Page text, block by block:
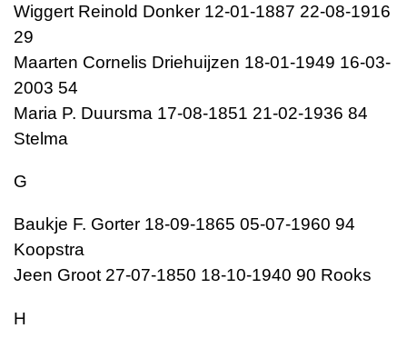
Wiggert Reinold Donker 12-01-1887 22-08-1916
29
Maarten Cornelis Driehuijzen 18-01-1949 16-03-
2003 54
Maria P. Duursma 17-08-1851 21-02-1936 84
Stelma
G
Baukje F. Gorter 18-09-1865 05-07-1960 94
Koopstra
Jeen Groot 27-07-1850 18-10-1940 90 Rooks
H